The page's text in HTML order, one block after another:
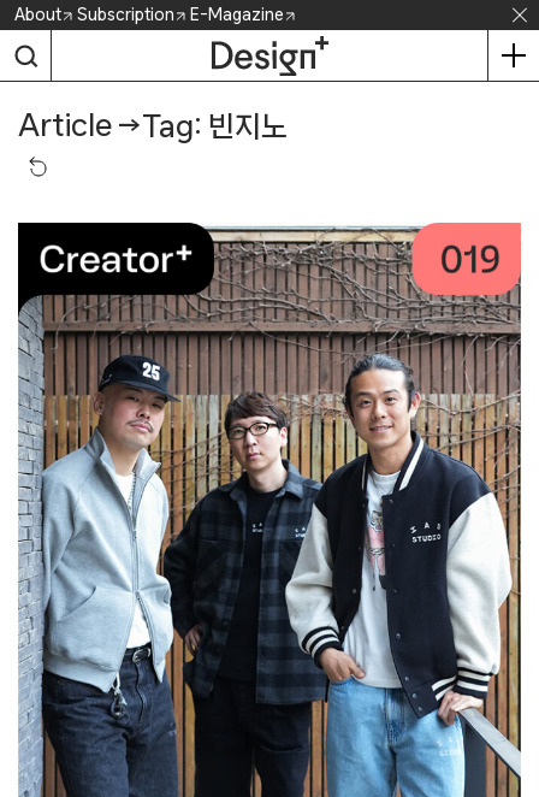
Skip
content
About Subscription E-Magazine
Article →Tag: 빈지노